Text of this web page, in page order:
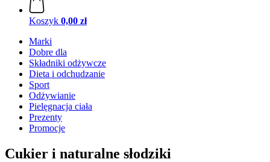
Koszyk 0,00 zł
Marki
Dobre dla
Składniki odżywcze
Dieta i odchudzanie
Sport
Odżywianie
Pielęgnacja ciała
Prezenty
Promocje
Cukier i naturalne słodziki